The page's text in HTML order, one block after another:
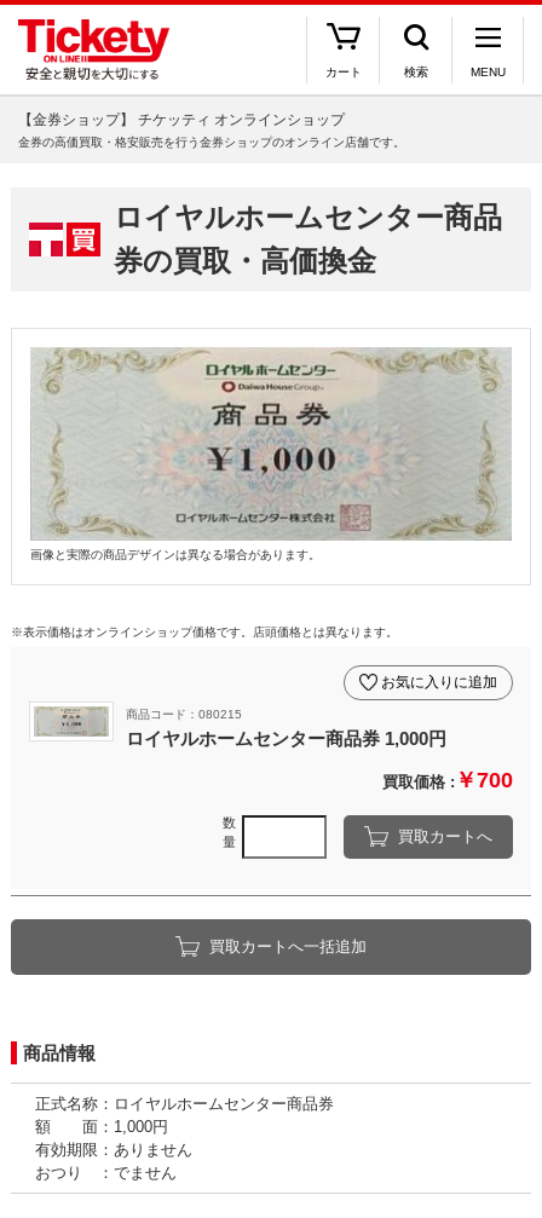
カート 検索 MENU
【金券ショップ】 チケッティ オンラインショップ
金券の高価買取・格安販売を行う金券ショップのオンライン店舗です。
ロイヤルホームセンター商品
券の買取・高価換金
画像と実際の商品デザインは異なる場合があります。
※表示価格はオンラインショップ価格です。店頭価格とは異なります。
商品コード：080215
ロイヤルホームセンター商品券 1,000円
お気に入りに追加
買取価格 : ￥700
数
量
買取カートへ
買取カートへ一括追加
商品情報
正式名称：ロイヤルホームセンター商品券
額 面：1,000円
有効期限：ありません
おつり ：でません